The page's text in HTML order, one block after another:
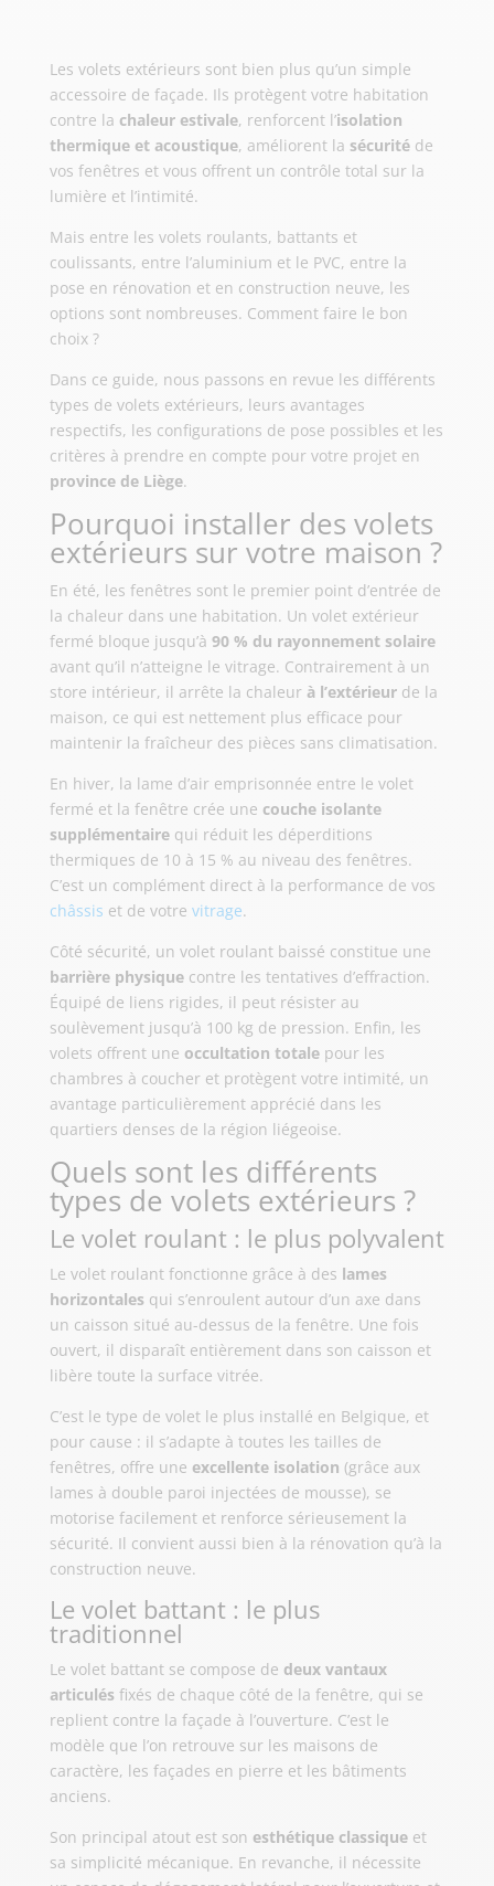
Les volets extérieurs sont bien plus qu’un simple
accessoire de façade. Ils protègent votre habitation
contre la chaleur estivale, renforcent l’isolation
thermique et acoustique, améliorent la sécuritéde
vos fenêtres et vous offrent un contrôle total sur la
lumière et l’intimité.
Mais entre les volets roulants, battants et
coulissants, entre l’aluminium et le PVC, entre la
pose en rénovation et en construction neuve, les
options sont nombreuses. Comment faire le bon
choix ?
Dans ce guide, nous passons en revue les différents
types de volets extérieurs, leurs avantages
respectifs, les configurations de pose possibles et les
critères à prendre en compte pour votre projet en
province de Liège.
Pourquoi installer des volets
extérieurs sur votre maison ?
En été, les fenêtres sont le premier point d’entrée de
la chaleur dans une habitation. Un volet extérieur
fermé bloque jusqu’à 90 % du rayonnement solaire
avant qu’il n’atteigne le vitrage. Contrairement à un
store intérieur, il arrête la chaleur à l’extérieurde la
maison, ce qui est nettement plus efficace pour
maintenir la fraîcheur des pièces sans climatisation.
En hiver, la lame d’air emprisonnée entre le volet
fermé et la fenêtre crée une couche isolante
supplémentairequi réduit les déperditions
thermiques de 10 à 15 % au niveau des fenêtres.
C’est un complément direct à la performance de vos
châssis et de votre vitrage.
Côté sécurité, un volet roulant baissé constitue une
barrière physiquecontre les tentatives d’effraction.
Équipé de liens rigides, il peut résister au
soulèvement jusqu’à 100 kg de pression. Enfin, les
volets offrent une occultation totalepour les
chambres à coucher et protègent votre intimité, un
avantage particulièrement apprécié dans les
quartiers denses de la région liégeoise.
Quels sont les différents
types de volets extérieurs ?
Le volet roulant : le plus polyvalent
Le volet roulant fonctionne grâce à des lames
horizontales qui s’enroulent autour d’un axe dans
un caisson situé au-dessus de la fenêtre. Une fois
ouvert, il disparaît entièrement dans son caisson et
libère toute la surface vitrée.
C’est le type de volet le plus installé en Belgique, et
pour cause : il s’adapte à toutes les tailles de
fenêtres, offre une excellente isolation (grâce aux
lames à double paroi injectées de mousse), se
motorise facilement et renforce sérieusement la
sécurité. Il convient aussi bien à la rénovation qu’à la
construction neuve.
Le volet battant : le plus
traditionnel
Le volet battant se compose de deux vantaux
articulés fixés de chaque côté de la fenêtre, qui se
replient contre la façade à l’ouverture. C’est le
modèle que l’on retrouve sur les maisons de
caractère, les façades en pierre et les bâtiments
anciens.
Son principal atout est son esthétique classiqueet
sa simplicité mécanique. En revanche, il nécessite